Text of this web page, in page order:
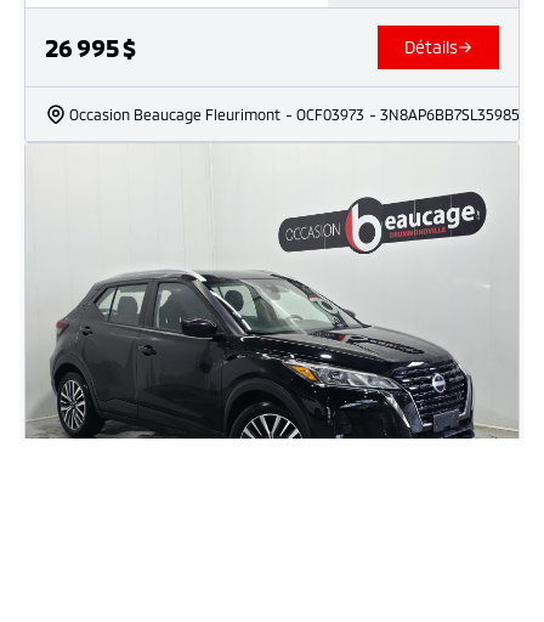
26 995$ Détails
Occasion Beaucage Fleurimont - OCF03973 - 3N8AP6BB7SL359857